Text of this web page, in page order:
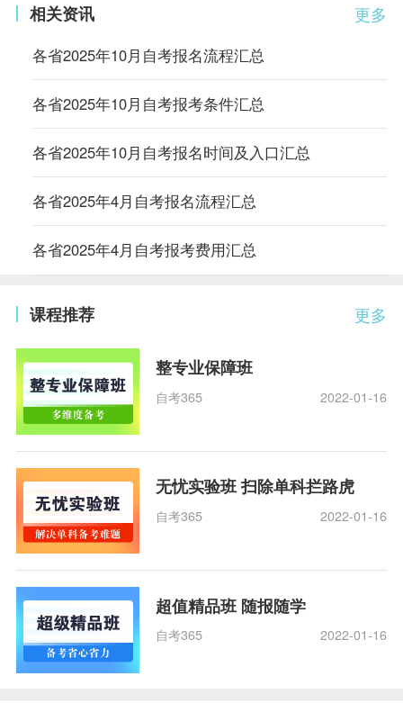
更多
相关资讯
各省2025年10月自考报名流程汇总
各省2025年10月自考报考条件汇总
各省2025年10月自考报名时间及入口汇总
各省2025年4月自考报名流程汇总
各省2025年4月自考报考费用汇总
更多
课程推荐
整专业保障班
自考365 2022-01-16
无忧实验班 扫除单科拦路虎
自考365 2022-01-16
超值精品班 随报随学
自考365 2022-01-16